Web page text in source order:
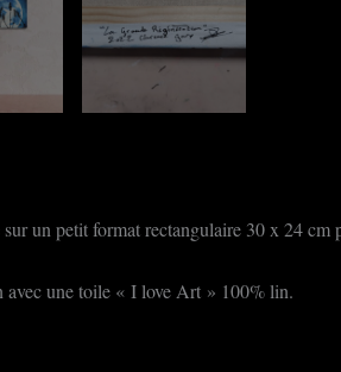
un petit format rectangulaire 30 x 24
avec une toile « I love Art » 100% lin.